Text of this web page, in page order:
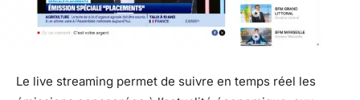
Le live streaming permet de suivre en temps réel les